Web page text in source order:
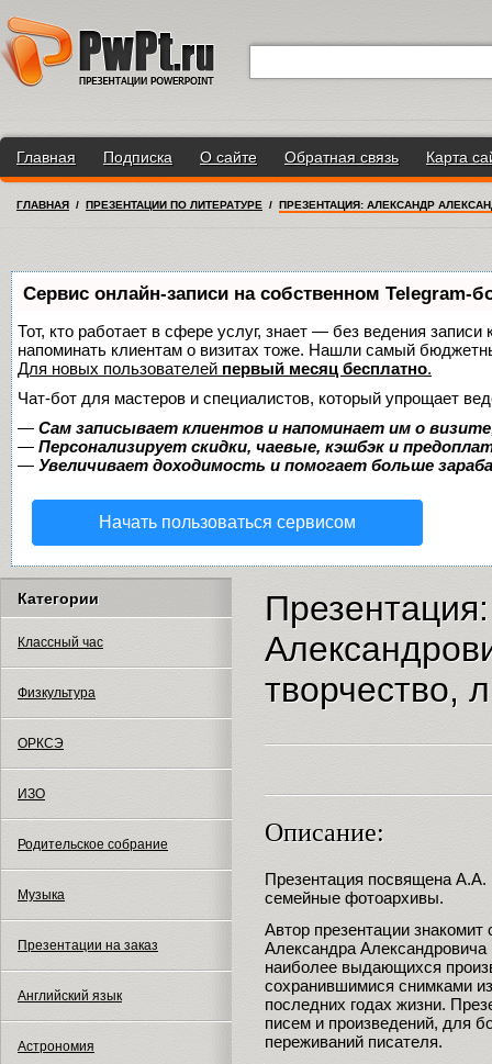
Главная Подписка О сайте Обратная связь Карта
ГЛАВНАЯ / ПРЕЗЕНТАЦИИ ПО ЛИТЕРАТУРЕ / ПРЕЗЕНТАЦИЯ: АЛЕКСАНДР
Сервис онлайн-записи на собственном Telegram-
Тот, кто работает в сфере услуг, знает — без ведения
напоминать клиентам о визитах тоже. Нашли самый
Для новых пользователей первый месяц бесплатно.
Чат-бот для мастеров и специалистов, который упрощает
— Сам записывает клиентов и напоминает им о
— Персонализирует скидки, чаевые, кэшбэк и
— Увеличивает доходимость и помогает больше
Начать пользоваться сервисом
Категории
Классный час
Физкультура
ОРКСЭ
ИЗО
Родительское собрание
Музыка
Презентации на заказ
Английский язык
Астрономия
творчество,
Описание:
Презентация посвящена
семейные фотоархивы.
Автор презентации
Александра Александровича
наиболее выдающихся
сохранившимися снимками
последних годах жизни.
писем и произведений, для
переживаний писателя.